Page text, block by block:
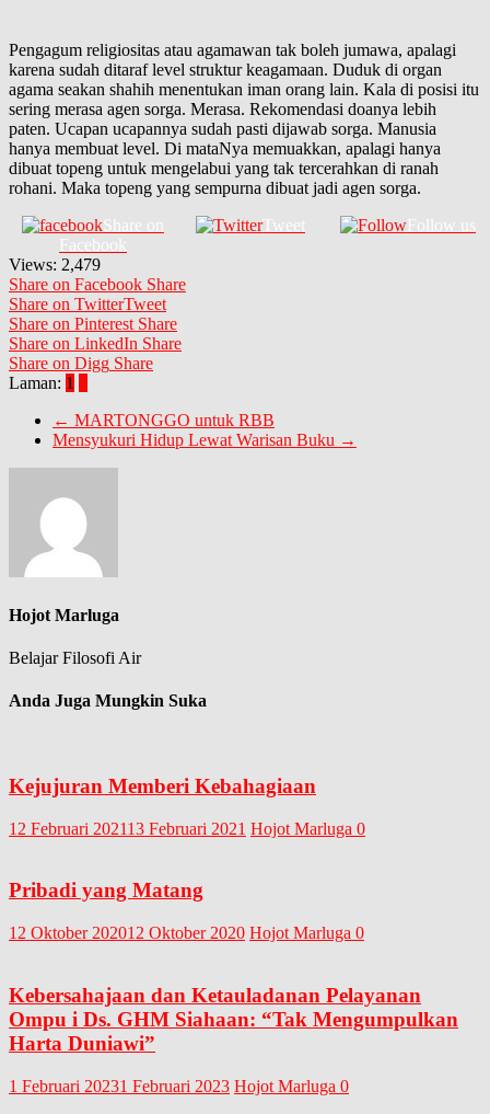
Pengagum religiositas atau agamawan tak boleh jumawa, apalagi
karena sudah ditaraf level struktur keagamaan. Duduk di organ
agama seakan shahih menentukan iman orang lain. Kala di posisi itu
sering merasa agen sorga. Merasa. Rekomendasi doanya lebih
paten. Ucapan ucapannya sudah pasti dijawab sorga. Manusia
hanya membuat level. Di mataNya memuakkan, apalagi hanya
dibuat topeng untuk mengelabui yang tak tercerahkan di ranah
rohani. Maka topeng yang sempurna dibuat jadi agen sorga.
Share on
Facebook
Tweet Follow us
Views: 2,479
Share on Facebook Share
Share on TwitterTweet
Share on Pinterest Share
Share on LinkedIn Share
Share on Digg Share
Laman: 1
← MARTONGGO untuk RBB
Mensyukuri Hidup Lewat Warisan Buku →
Hojot Marluga
Belajar Filosofi Air
Anda Juga Mungkin Suka
Kejujuran Memberi Kebahagiaan
12 Februari 202113 Februari 2021 Hojot Marluga 0
Pribadi yang Matang
12 Oktober 202012 Oktober 2020 Hojot Marluga 0
Kebersahajaan dan Ketauladanan Pelayanan
Ompu i Ds. GHM Siahaan: “Tak Mengumpulkan
Harta Duniawi”
1 Februari 20231 Februari 2023 Hojot Marluga 0